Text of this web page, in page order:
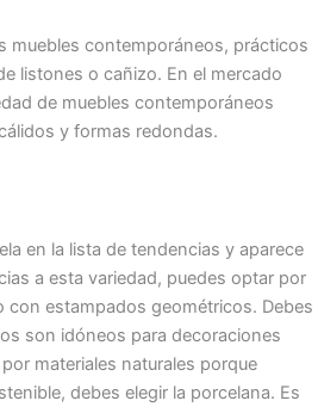
muebles contemporáneos, prácticos
listones o cañizo. En el mercado
de muebles contemporáneos
y formas redondas.
en la lista de tendencias y aparece
a esta variedad, puedes optar por
con estampados geométricos. Debes
son idóneos para decoraciones
materiales naturales porque
debes elegir la porcelana. Es